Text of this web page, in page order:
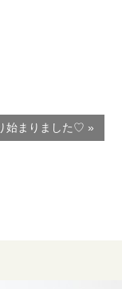
始まりました♡ »